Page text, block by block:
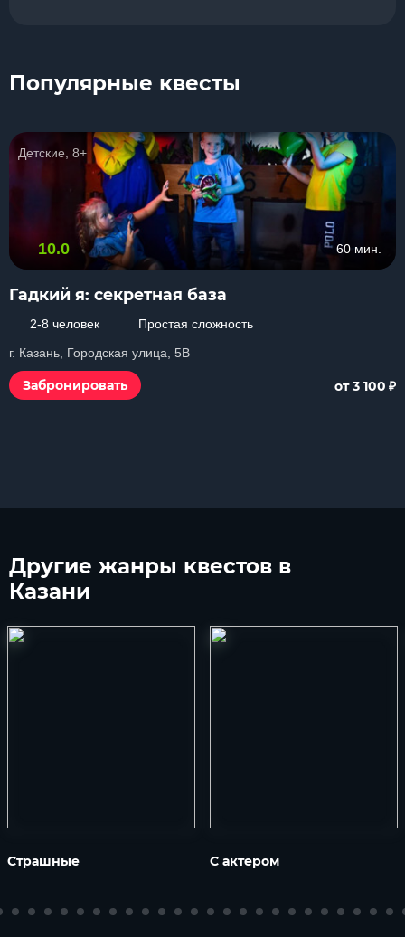
Популярные квесты
Детские, 8+
10.0 60 мин.
Гадкий я: секретная база
2-8 человек
Простая сложность
г. Казань, Городская улица, 5В
Забронировать от 3 100 ₽
Другие жанры квестов в
Казани
Страшные С актером